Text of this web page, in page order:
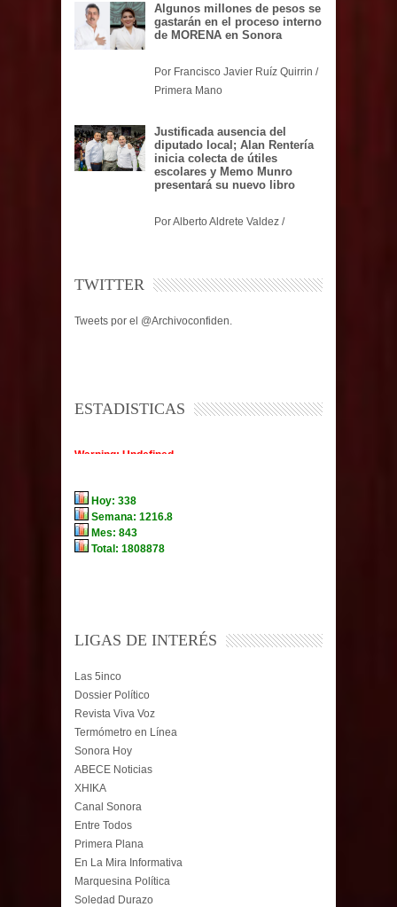
Algunos millones de pesos se
gastarán en el proceso interno
de MORENA en Sonora
Por Francisco Javier Ruíz Quirrin /
Primera Mano
Justificada ausencia del
diputado local; Alan Rentería
inicia colecta de útiles
escolares y Memo Munro
presentará su nuevo libro
Por Alberto Aldrete Valdez /
TWITTER
Tweets por el @Archivoconfiden.
ESTADISTICAS
LIGAS DE INTERÉS
Las 5inco
Dossier Político
Revista Viva Voz
Termómetro en Línea
Sonora Hoy
ABECE Noticias
XHIKA
Canal Sonora
Entre Todos
Primera Plana
En La Mira Informativa
Marquesina Política
Soledad Durazo